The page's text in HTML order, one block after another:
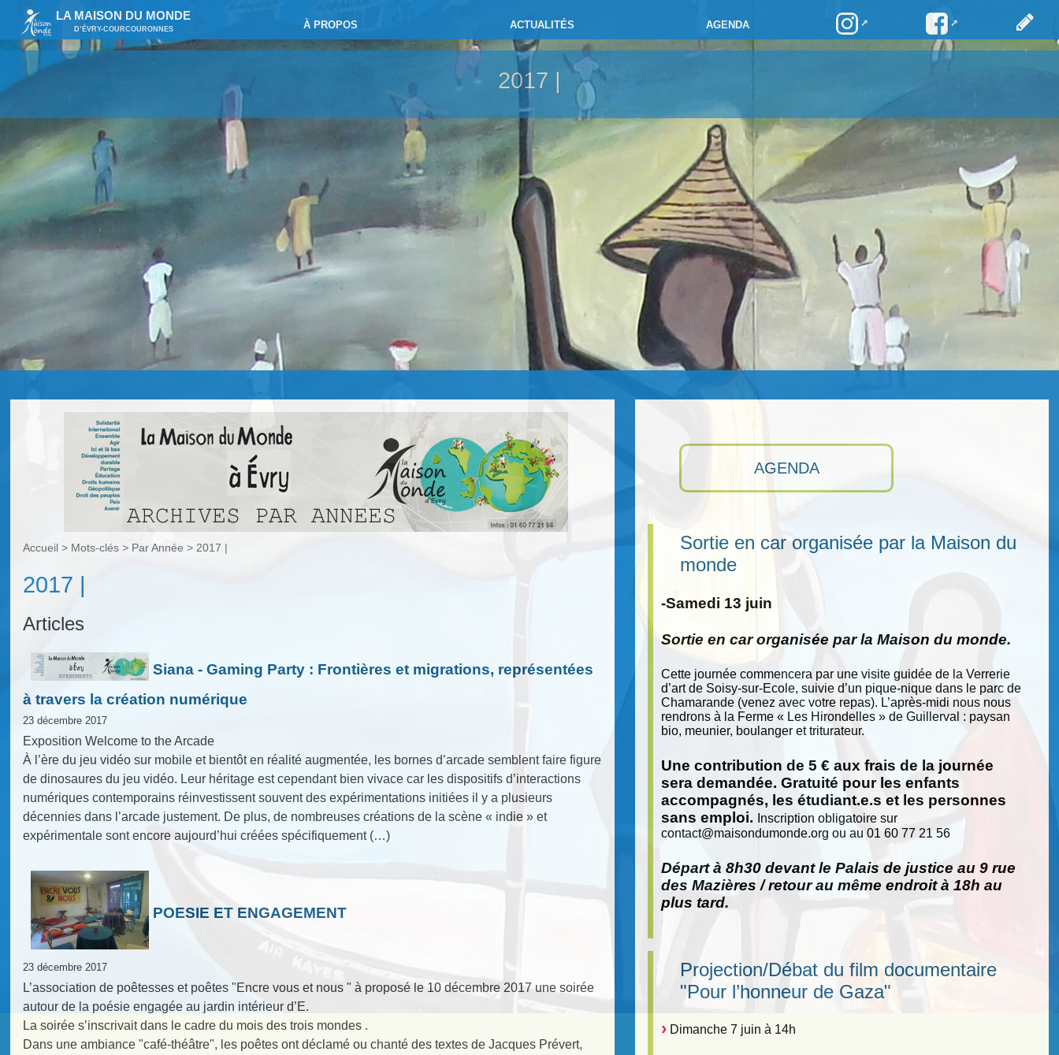
LA MAISON DU MONDE
D’ÉVRY-COURCOURONNES À PROPOS ACTUALITÉS AGENDA
2017 |
AGENDA
Sortie en car organisée par la Maison du
monde
-Samedi 13 juin
Sortie en car organisée par la Maison du monde.
Cette journée commencera par une visite guidée de la Verrerie
d’art de Soisy-sur-Ecole, suivie d’un pique-nique dans le parc de
Chamarande (venez avec votre repas). L’après-midi nous nous
rendrons à la Ferme « Les Hirondelles » de Guillerval : paysan
bio, meunier, boulanger et triturateur.
Une contribution de 5 € aux frais de la journée
sera demandée. Gratuité pour les enfants
accompagnés, les étudiant.e.s et les personnes
sans emploi.
Inscription obligatoire sur
contact@maisondumonde.org ou au 01 60 77 21 56
Départ à 8h30 devant le Palais de justice au 9 rue
des Mazières / retour au même endroit à 18h au
plus tard.
Projection/Débat du film documentaire
"Pour l’honneur de Gaza"
Dimanche 7 juin à 14h
Accueil > Mots-clés > Par Année > 2017 |
2017 |
Articles
Siana - Gaming Party : Frontières et migrations, représentées
à travers la création numérique
23 décembre 2017
Exposition Welcome to the Arcade
À l’ère du jeu vidéo sur mobile et bientôt en réalité augmentée, les bornes d’arcade semblent faire figure
de dinosaures du jeu vidéo. Leur héritage est cependant bien vivace car les dispositifs d’interactions
numériques contemporains réinvestissent souvent des expérimentations initiées il y a plusieurs
décennies dans l’arcade justement. De plus, de nombreuses créations de la scène « indie » et
expérimentale sont encore aujourd’hui créées spécifiquement (…)
POESIE ET ENGAGEMENT
23 décembre 2017
L’association de poêtesses et poêtes "Encre vous et nous " à proposé le 10 décembre 2017 une soirée
autour de la poésie engagée au jardin intérieur d’E.
La soirée s’inscrivait dans le cadre du mois des trois mondes .
Dans une ambiance "café-théâtre", les poêtes ont déclamé ou chanté des textes de Jacques Prévert,